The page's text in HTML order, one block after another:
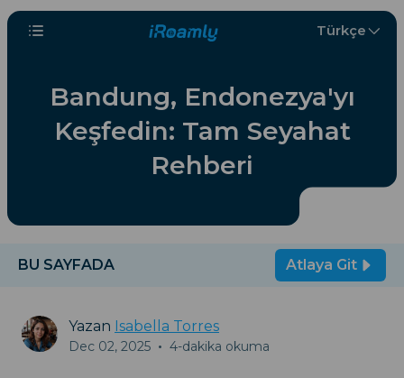
Türkçe
Bandung, Endonezya'yı
Keşfedin: Tam Seyahat
Rehberi
BU SAYFADA Atlaya Git
Yazan Isabella Torres
Dec 02, 2025 • 4-dakika okuma